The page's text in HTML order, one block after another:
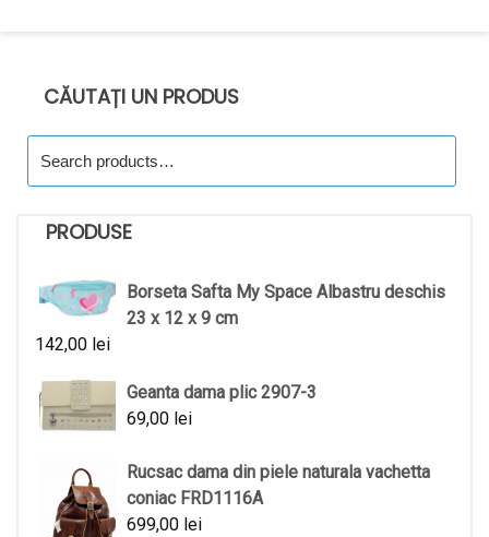
CĂUTAȚI UN PRODUS
for:
PRODUSE
Borseta Safta My Space Albastru deschis
23 x 12 x 9 cm
142,00 lei
Geanta dama plic 2907-3
69,00 lei
Rucsac dama din piele naturala vachetta
coniac FRD1116A
699,00 lei